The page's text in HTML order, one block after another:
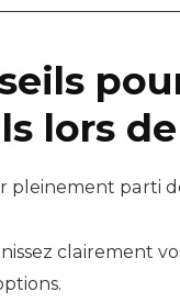
lors
pleinement parti
clairement